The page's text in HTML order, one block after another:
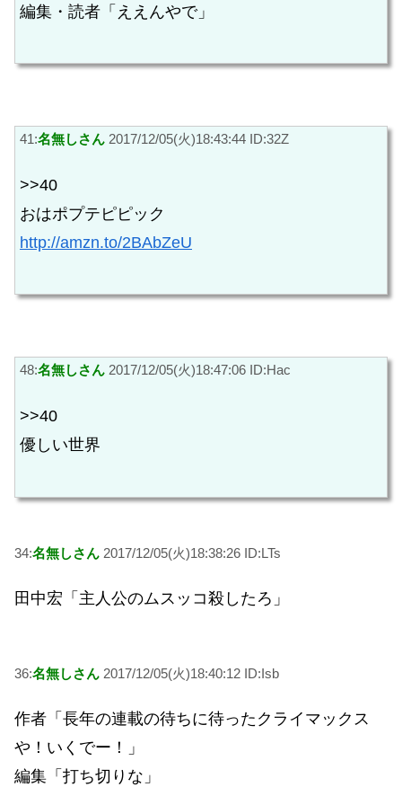
編集・読者「ええんやで」
41:名無しさん 2017/12/05(火)18:43:44 ID:32Z
>>40
おはポプテピピック
http://amzn.to/2BAbZeU
48:名無しさん 2017/12/05(火)18:47:06 ID:Hac
>>40
優しい世界
34:名無しさん 2017/12/05(火)18:38:26 ID:LTs
田中宏「主人公のムスッコ殺したろ」
36:名無しさん 2017/12/05(火)18:40:12 ID:Isb
作者「長年の連載の待ちに待ったクライマックス
や！いくでー！」
編集「打ち切りな」